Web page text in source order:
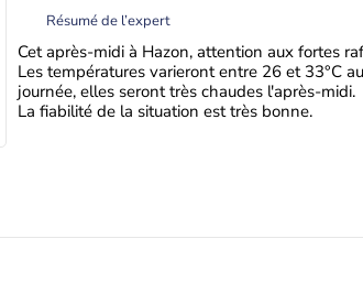
Résumé de l’expert
Cet après-midi à Hazon, attention aux fortes
Les températures varieront entre 26 et 33°C
journée, elles seront très chaudes l'après-midi.
La fiabilité de la situation est très bonne.